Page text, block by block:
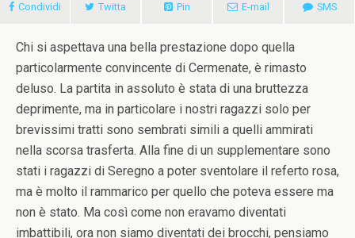
Condividi Twitta Pin E-mail SMS
Chi si aspettava una bella prestazione dopo quella
particolarmente convincente di Cermenate, è rimasto
deluso. La partita in assoluto è stata di una bruttezza
deprimente, ma in particolare i nostri ragazzi solo per
brevissimi tratti sono sembrati simili a quelli ammirati
nella scorsa trasferta. Alla fine di un supplementare sono
stati i ragazzi di Seregno a poter sventolare il referto rosa,
ma è molto il rammarico per quello che poteva essere ma
non è stato. Ma così come non eravamo diventati
imbattibili, ora non siamo diventati dei brocchi, pensiamo